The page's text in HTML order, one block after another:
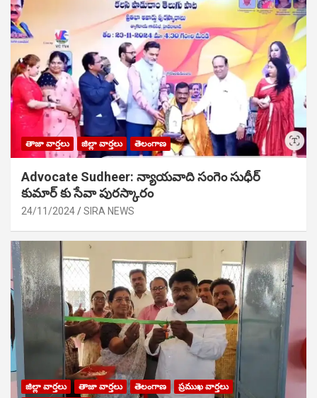
తాజా వార్తలు జిల్లా వార్తలు తెలంగాణ
Advocate Sudheer: న్యాయవాది సంగెం సుధీర్
కుమార్ కు సేవా పురస్కారం
24/11/2024 SIRA NEWS
జిల్లా వార్తలు తాజా వార్తలు తెలంగాణ
ప్రముఖ వార్తలు